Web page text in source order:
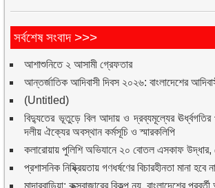
সর্বশেষ সংবাদ >>>
আশাশুনিতে ২ আসামী গ্রেফতার
আন্তর্জাতিক আদিবাসী দিবস ২০২৬: বাংলাদেশের
(Untitled)
বিদ্যুতের ভূতুড়ে বিল আদায় ও দ্রব্যমূল্যের ঊর্ধ্বগতির
দলীয় ঐক্যের অবস্থান কর্মসূচি ও স্মারকলিপি
কলারোয়ায় পুলিশি অভিযানে ২০ বোতল এসকাফ উদ্ধার,
প্রশাসনিক নিষ্ক্রিয়তায় গণধর্ষণের বিচারহীনতা মানা হবে না
মান্দারবাড়িয়া: কক্সবাজারের বিকল্প নয়, বাংলাদেশের